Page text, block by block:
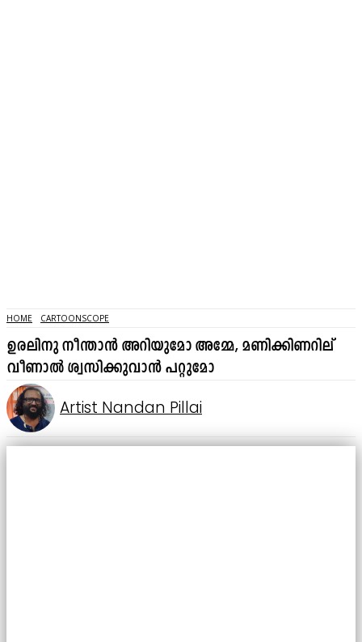
HOME CARTOONSCOPE
ഉരലിനു നീന്താൻ അറിയുമോ അമ്മേ, മണിക്കിണറില്
വീണാൽ ശ്വസിക്കുവാൻ പറ്റുമോ
Artist Nandan Pillai